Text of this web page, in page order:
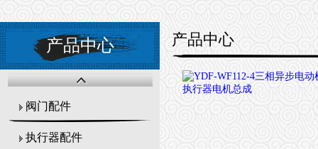
产品中心
阀门配件
执行器配件
产品中心